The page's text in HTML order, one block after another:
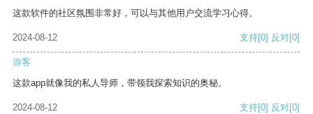
这款软件的社区氛围非常好，可以与其他用户交流学习心得。
2024-08-12 支持[0] 反对[0]
游客
这款app就像我的私人导师，带领我探索知识的奥秘。
2024-08-12 支持[0] 反对[0]